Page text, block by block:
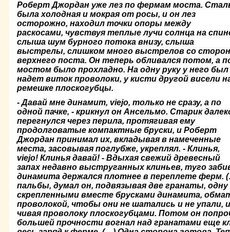
Роберт Джордан уже лез по фермам моста.
была холод­ная и мокрая от росы, и он лез
осторожно, находил точки опоры между
раскосами, чувствуя теплые лучи солнца на
слыша шум бурного потока внизу, слыша
выстрелы, слишком много выстрелов со
верхнего поста. Он те­перь обливался потом, а
мостом было прохладно. На одну руку у него был
надет виток проволоки, у кисти другой висели
ре­мешке плоскогубцы.
- Давай мне динамит, viejo, только не сразу, а по
одной пачке, - крикнул он Ансельмо. Старик
перегнулся через перила, протягивая ему
продолговатые компактные бруски, и Ро­берт
Джордан принимал их, вкладывая в намеченные
места, засовы­вая поглубже, укреплял. - Клинья,
viejo! Клинья давай! - Вдыхая свежий древесный
запах недавно выструганных клиньев, туго
динамита держался плотнее в пере­плете ферм.
пальбы, думал он, подвязывая две гранаты, одну
скрепленными вместе брусками динамита,
проволокой, чтобы они не шатались и не упали,
чивая проволоку плоскогубцами. Потом он
большей прочности вогнал над гранатами еще